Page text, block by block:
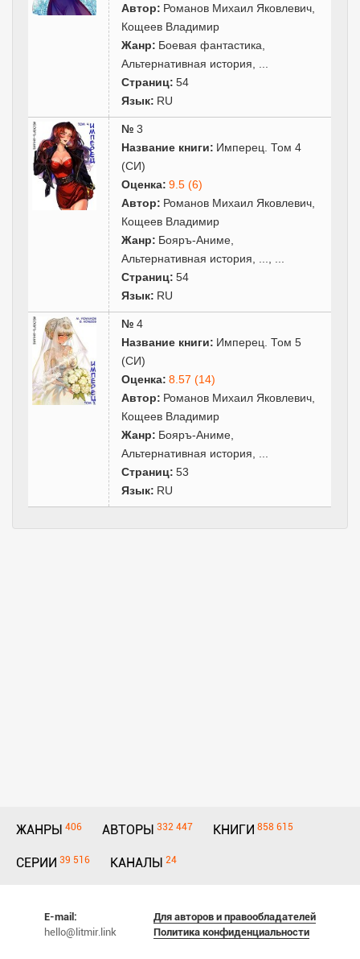
Автор: Романов Михаил Яковлевич
Кощеев Владимир
Жанр: Боевая фантастика
Альтернативная история
Страниц: 54
Язык: RU
№ 3
Название книги: Имперец. Том 4
(СИ)
Оценка: 9.5 (6)
Автор: Романов Михаил Яковлевич
Кощеев Владимир
Жанр: Бояръ-Аниме
Альтернативная история
Страниц: 54
Язык: RU
№ 4
Название книги: Имперец. Том 5
(СИ)
Оценка: 8.57 (14)
Автор: Романов Михаил Яковлевич
Кощеев Владимир
Жанр: Бояръ-Аниме
Альтернативная история
Страниц: 53
Язык: RU
ЖАНРЫ 406 АВТОРЫ 332 447 КНИГИ 858 615
СЕРИИ 39 516 КАНАЛЫ 24
E-mail:
hello@litmir.link
Для авторов и правообладателей
Политика конфиденциальности